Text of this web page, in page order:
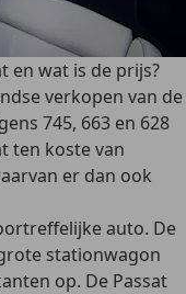
en wat is de prijs?
verkopen van de
745, 663 en 628
ten koste van
er dan ook
auto. De
stationwagon
op. De Passat